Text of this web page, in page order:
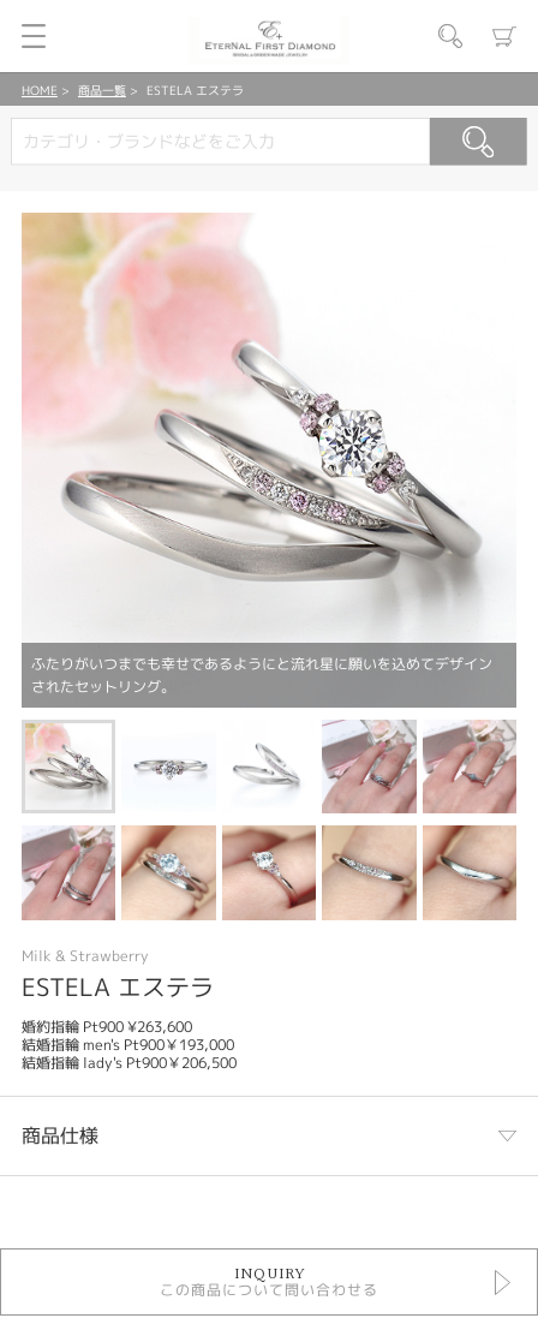
HOME 商品一覧 ESTELA エステラ
ふたりがいつまでも幸せであるようにと流れ星に願いを込めてデザイン
されたセットリング。
Milk & Strawberry
ESTELA エステラ
婚約指輪 Pt900 ¥263,600
結婚指輪 men's Pt900￥193,000
結婚指輪 lady's Pt900￥206,500
商品仕様
セットリング
Milk & Strawberry セットリング
セットリング シンプル
セットリング キュート
INQUIRY
この商品について問い合わせる